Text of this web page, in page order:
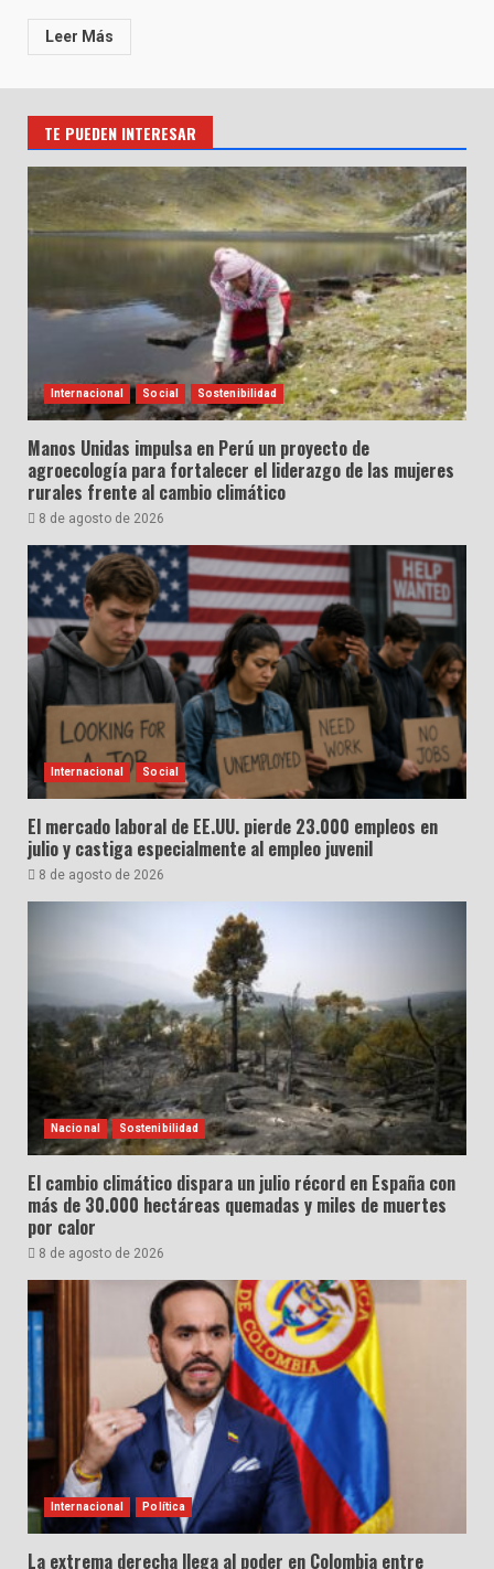
Leer Más
TE PUEDEN INTERESAR
Internacional Social Sostenibilidad
Manos Unidas impulsa en Perú un proyecto de
agroecología para fortalecer el liderazgo de las mujeres
rurales frente al cambio climático
8 de agosto de 2026
Internacional Social
El mercado laboral de EE.UU. pierde 23.000 empleos en
julio y castiga especialmente al empleo juvenil
8 de agosto de 2026
Nacional Sostenibilidad
El cambio climático dispara un julio récord en España con
más de 30.000 hectáreas quemadas y miles de muertes
por calor
8 de agosto de 2026
Internacional Política
La extrema derecha llega al poder en Colombia entre